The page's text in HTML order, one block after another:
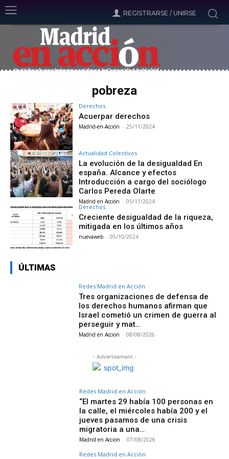
REGISTRARSE / UNIRSE
pobreza
Derechos
Acuerpar derechos
Madrid-en-Acción - 25/11/2024
Actualidad Colectivos
La evolución de la desigualdad En
españa. Alcance y efectos
Introducción a cargo del sociólogo
Carlos Pereda Olarte
Madrid en Acción - 05/11/2024
Derechos
Creciente desigualdad de la riqueza,
mitigada en los últimos años
nuevaweb - 05/10/2024
ÚLTIMAS
Redes Madrid en Acción
Tres organizaciones de defensa de
los derechos humanos afirman que
Israel cometió un crimen de guerra al
perseguir y mat…
Madrid en Accion - 08/08/2026
- Advertisement -
Redes Madrid en Acción
“El martes 29 había 100 personas en
la calle, el miércoles había 200 y el
jueves pasamos de una crisis
migratoria a una…
Madrid en Accion - 07/08/2026
Redes Madrid en Acción